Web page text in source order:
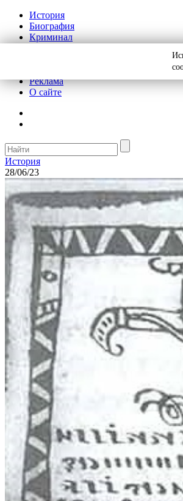
История
Биография
Криминал
Реклама
О сайте
История
28/06/23